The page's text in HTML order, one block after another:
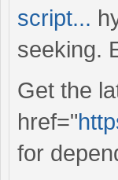
script...
seeking.
Get the
href="
for